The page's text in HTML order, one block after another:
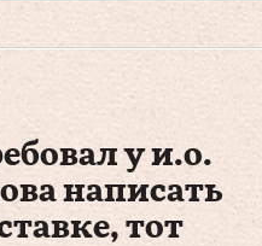
у и.о.
написать
тот